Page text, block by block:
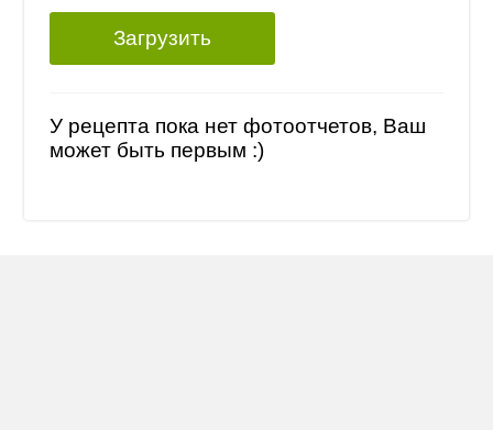
Загрузить
У рецепта пока нет фотоотчетов, Ваш
может быть первым :)